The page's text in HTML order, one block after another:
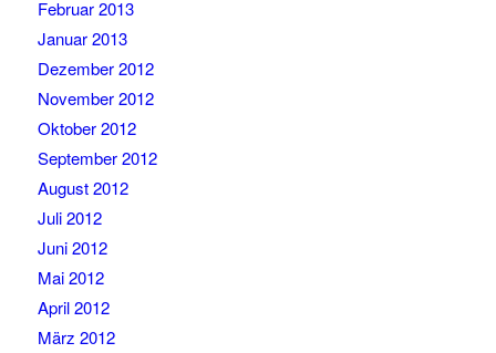
Februar 2013
Januar 2013
Dezember 2012
November 2012
Oktober 2012
September 2012
August 2012
Juli 2012
Juni 2012
Mai 2012
April 2012
März 2012